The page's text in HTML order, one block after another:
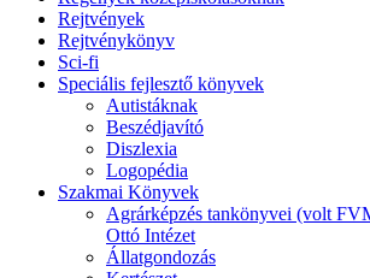
Rejtvények
Rejtvénykönyv
Sci-fi
Speciális fejlesztő könyvek
Autistáknak
Beszédjavító
Diszlexia
Logopédia
Szakmai Könyvek
Agrárképzés tankönyvei (volt
Ottó Intézet
Állatgondozás